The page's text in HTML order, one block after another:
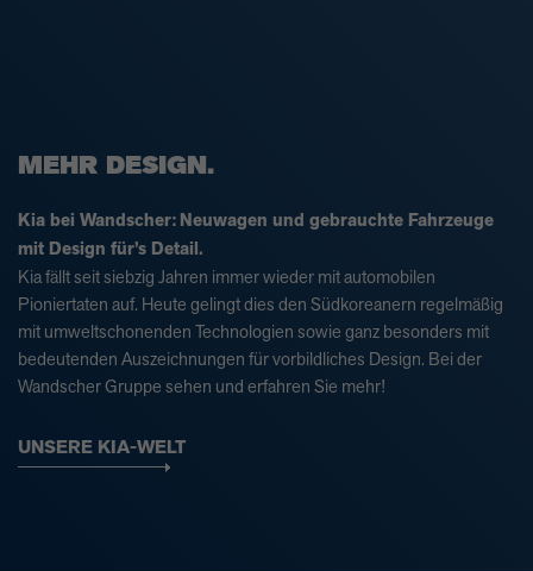
MEHR DESIGN.
Kia bei Wandscher: Neuwagen und gebrauchte Fahrzeuge
mit Design für’s Detail.
Kia fällt seit siebzig Jahren immer wieder mit automobilen
Pioniertaten auf. Heute gelingt dies den Südkoreanern regelmäßig
mit umweltschonenden Technologien sowie ganz besonders mit
bedeutenden Auszeichnungen für vorbildliches Design. Bei der
Wandscher Gruppe sehen und erfahren Sie mehr!
UNSERE KIA-WELT